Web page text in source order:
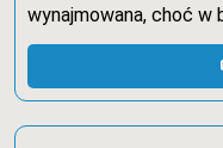
wynajmowana, choć w